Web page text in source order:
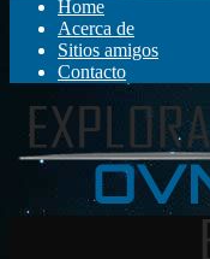
Home
Acerca de
Sitios amigos
Contacto